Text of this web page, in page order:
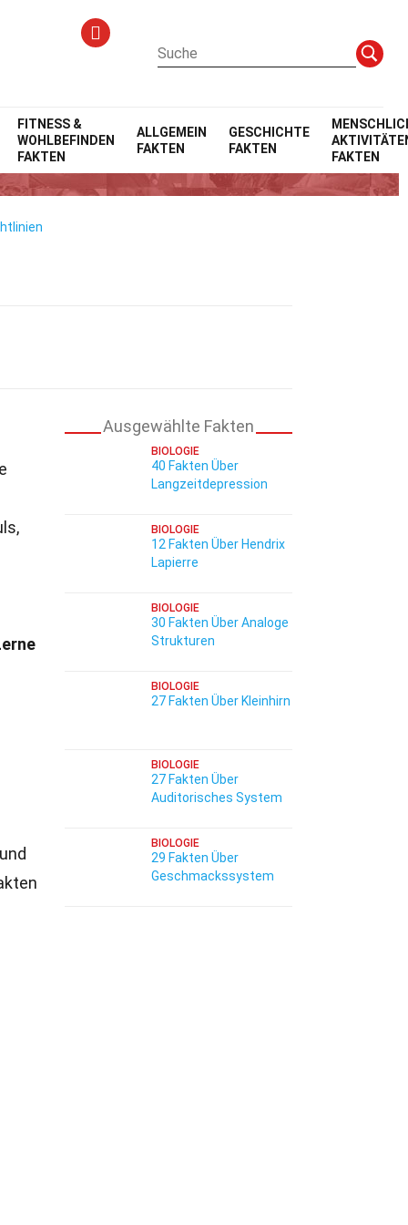
FITNESS &
WOHLBEFINDEN
FAKTEN
ALLGEMEIN
FAKTEN
GESCHICHTE
FAKTEN
FAKTEN
Ausgewählte Fakten
BIOLOGIE
40 Fakten Über
Langzeitdepression
BIOLOGIE
12 Fakten Über Hendrix
Lapierre
BIOLOGIE
30 Fakten Über Analoge
Strukturen
BIOLOGIE
27 Fakten Über Kleinhirn
BIOLOGIE
27 Fakten Über
Auditorisches System
BIOLOGIE
29 Fakten Über
Geschmackssystem